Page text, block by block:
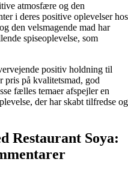
atmosfære og den
i deres positive oplevelser hos
den velsmagende mad har
spiseoplevelse, som
positiv holdning til
pris på kvalitetsmad, god
fælles temaer afspejler en
der har skabt tilfredse og
Restaurant Soya: